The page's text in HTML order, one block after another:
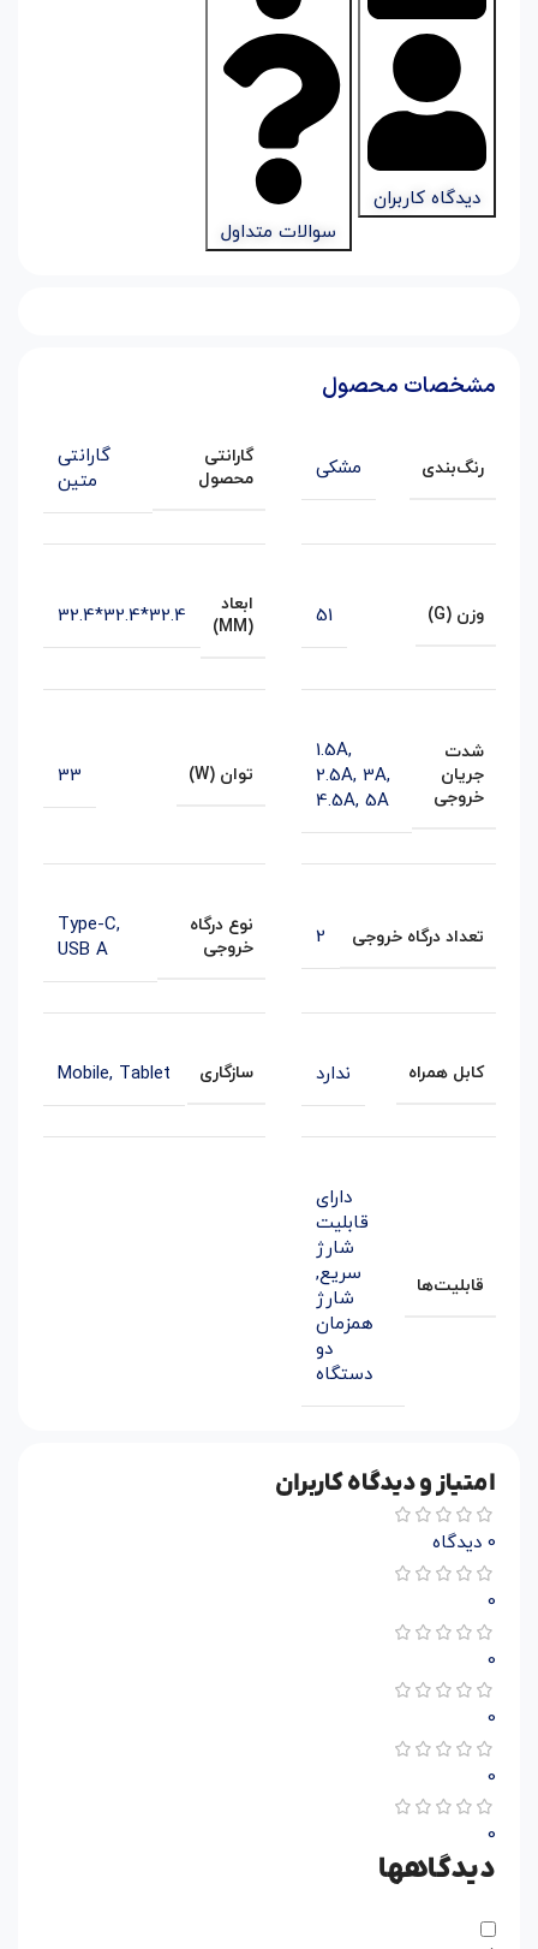
دیدگاه کاربران
سوالات متداول
مشخصات محصول
رنگ‌بندی مشکی
گارانتی
محصول
گارانتی
متین
وزن (G) 51
ابعاد
(MM)
32.4*32.4*32.4
شدت
جریان
خروجی
1.5A,
2.5A, 3A,
4.5A, 5A
توان (W) 33
تعداد درگاه خروجی 2
نوع درگاه
خروجی
Type-C,
USB A
کابل همراه ندارد سازگاری Mobile, Tablet
قابلیت‌ها
دارای
قابلیت
شارژ
سریع,
شارژ
همزمان
دو
دستگاه
امتیاز و دیدگاه کاربران
0 دیدگاه
0
0
0
0
0
دیدگاهها